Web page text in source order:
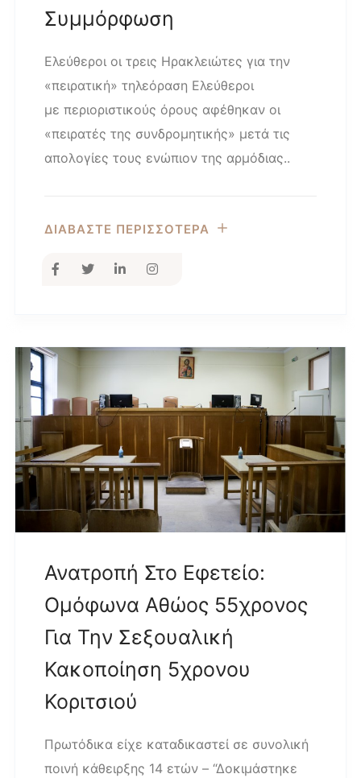
Συμμόρφωση
Ελεύθεροι οι τρεις Ηρακλειώτες για την
«πειρατική» τηλεόραση Ελεύθεροι
με περιοριστικούς όρους αφέθηκαν οι
«πειρατές της συνδρομητικής» μετά τις
απολογίες τους ενώπιον της αρμόδιας..
ΔΙΑΒΑΣΤΕ ΠΕΡΙΣΣΟΤΕΡΑ
Ανατροπή Στο Εφετείο:
Ομόφωνα Αθώος 55χρονος
Για Την Σεξουαλική
Κακοποίηση 5χρονου
Κοριτσιού
Πρωτόδικα είχε καταδικαστεί σε συνολική
ποινή κάθειρξης 14 ετών – “Δοκιμάστηκε